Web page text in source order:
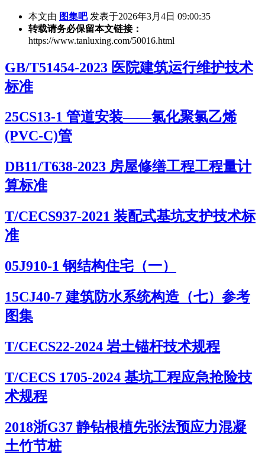
本文由 图集吧 发表于2026年3月4日 09:00:35
转载请务必保留本文链接：
https://www.tanluxing.com/50016.html
GB/T51454-2023 医院建筑运行维护技术
标准
25CS13-1 管道安装——氯化聚氯乙烯
(PVC-C)管
DB11/T638-2023 房屋修缮工程工程量计
算标准
T/CECS937-2021 装配式基坑支护技术标
准
05J910-1 钢结构住宅（一）
15CJ40-7 建筑防水系统构造（七）参考
图集
T/CECS22-2024 岩土锚杆技术规程
T/CECS 1705-2024 基坑工程应急抢险技
术规程
2018浙G37 静钻根植先张法预应力混凝
土竹节桩